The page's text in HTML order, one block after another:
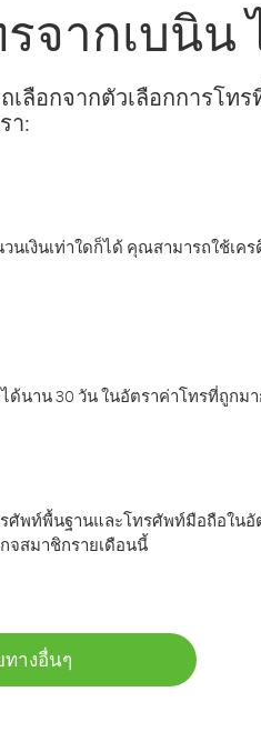
จากเบนิน
ลือกจากตัวเลือกการโท
า:
นเงินเท่าใดก็ได้ คุณสามารถใช้เค
นาน 30 วัน ในอัตราค่าโทรที่ถูกมา
ศัพท์พื้นฐานและโทรศัพท์มือถือใน
จสมาชิกรายเดือนนี้
างอื่นๆ